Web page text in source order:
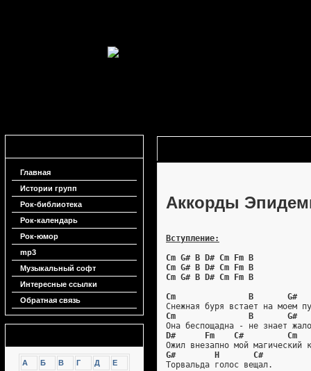
Главная
Истории групп
Рок-библиотека
Рок-календарь
Рок-юмор
mp3
Музыкальный софт
Интересные ссылки
Обратная связь
А Б В Г Д
Е
Аккорды
Вступление:
Cm G# B D# Cm Fm B
Cm G# B D# Cm Fm B
Cm G# B D# Cm Fm B
Cm               B       G#
Снежная буря встает на моем
Cm               B       G#
Она беспощадна - не знает
D#      Fm    C#         Cm
Ожил внезапно мой магический
G#        H       C#
Торвальда голос вещал.